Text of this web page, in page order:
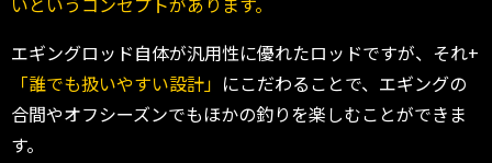
エギングロッド自体が汎用性に優れたロッドですが、それ+
「誰でも扱いやすい設計」 にこだわることで、エギングの
合間やオフシーズンでもほかの釣りを楽しむことができま
す。